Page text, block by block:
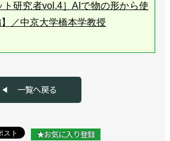
ト研究者vol.4］AIで物の形から使
／中京大学橋本学教授
一覧へ戻る
★お気に入り登録